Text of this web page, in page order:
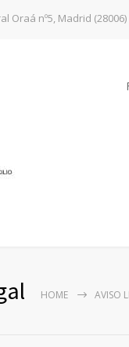
Oraá nº5, Madrid (28006)
HOME AVISO